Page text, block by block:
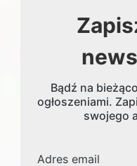
Bądź na
ogłoszeniami.
swojego
Adres email